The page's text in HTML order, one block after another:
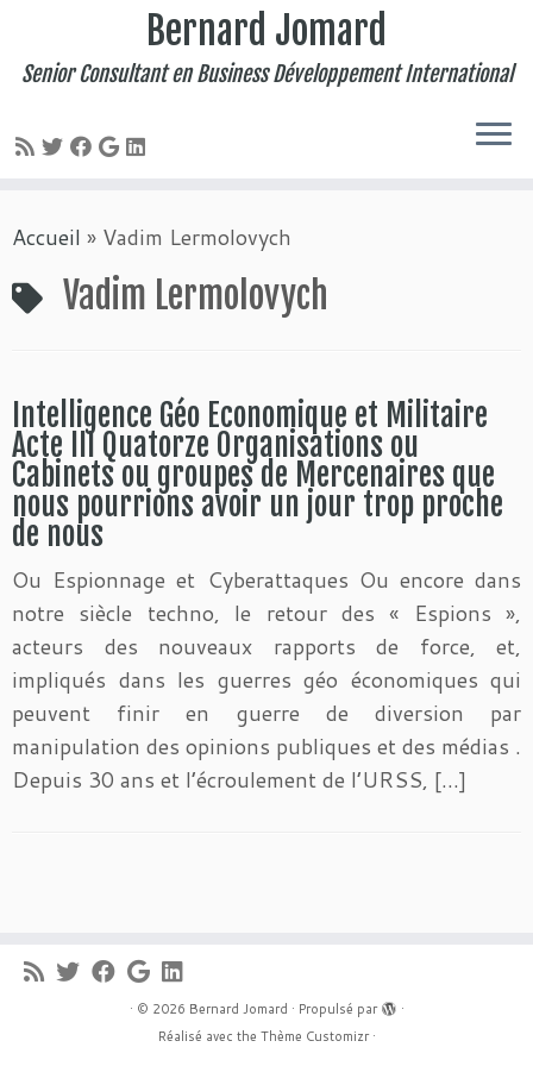
au
contenu
Bernard Jomard
Senior Consultant en Business Développement International
Accueil » Vadim Lermolovych
Vadim Lermolovych
Intelligence Géo Economique et Militaire
Acte III Quatorze Organisations ou
Cabinets ou groupes de Mercenaires que
nous pourrions avoir un jour trop proche
de nous
Ou Espionnage et Cyberattaques Ou encore dans
notre siècle techno, le retour des « Espions »,
acteurs des nouveaux rapports de force, et,
impliqués dans les guerres géo économiques qui
peuvent finir en guerre de diversion par
manipulation des opinions publiques et des médias .
Depuis 30 ans et l’écroulement de l’URSS, […]
· © 2026 Bernard Jomard · Propulsé par
·
Réalisé avec the Thème Customizr·